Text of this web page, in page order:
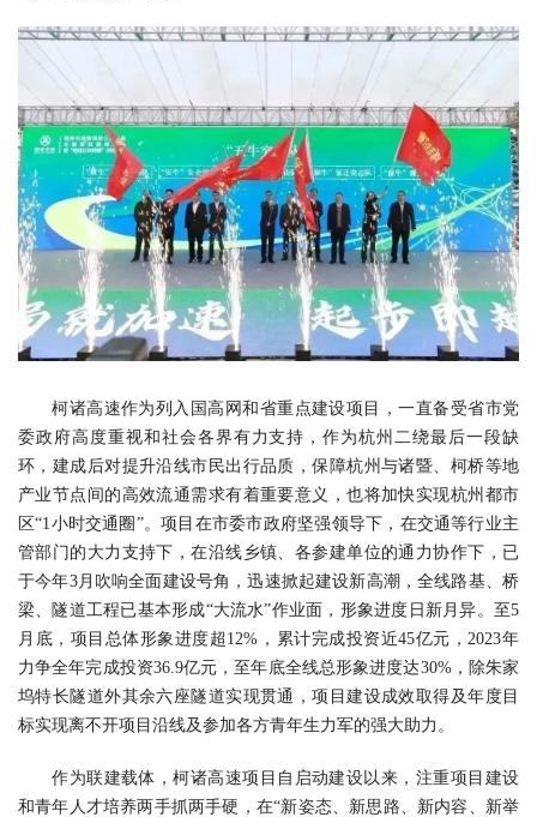
柯诸高速作为列入国高网和省重点建设项目，一直备受省市党
委政府高度重视和社会各界有力支持，作为杭州二绕最后一段缺
环，建成后对提升沿线市民出行品质，保障杭州与诸暨、柯桥等地
产业节点间的高效流通需求有着重要意义，也将加快实现杭州都市
区“1小时交通圈”。项目在市委市政府坚强领导下，在交通等行业主
管部门的大力支持下，在沿线乡镇、各参建单位的通力协作下，已
于今年3月吹响全面建设号角，迅速掀起建设新高潮，全线路基、桥
梁、隧道工程已基本形成“大流水”作业面，形象进度日新月异。至5
月底，项目总体形象进度超12%，累计完成投资近45亿元，2023年
力争全年完成投资36.9亿元，至年底全线总形象进度达30%，除朱家
坞特长隧道外其余六座隧道实现贯通，项目建设成效取得及年度目
标实现离不开项目沿线及参加各方青年生力军的强大助力。
作为联建载体，柯诸高速项目自启动建设以来，注重项目建设
和青年人才培养两手抓两手硬，在“新姿态、新思路、新内容、新举